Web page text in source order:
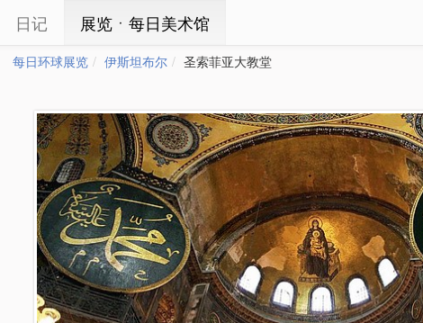
日记 展览ㆍ每日美术馆
每日环球展览 伊斯坦布尔 圣索菲亚大教堂